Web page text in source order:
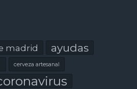
madrid ayudas
cerveza artesanal